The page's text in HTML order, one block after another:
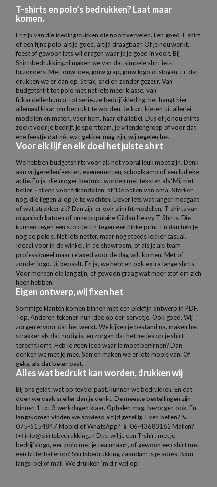
T-shirts en polo’s bedrukken? Laat maar
komen.
Er zijn van die kledingstukken die nooit vervelen. Een goed T-shirt
of een fijne polo: altijd goed, altijd draagbaar. Of je nou werkt,
feest of gewoon iets wil dragen waar je je goed in voelt. Bij
Shirtsbedrukking.nl maken we van dat simpele shirt iets
bijzonders. Met jouw idee, jouw grap, jouw logo of slogan. En dat
drukken we er dan op. Strak, snel en zonder gezeur. Van
budgetshirt tot polo met net iets meer klasse, van
frikandellenhumor tot serieuze bedrijfskleding: het hangt hier
allemaal klaar om bedrukt te worden. Je kunt kiezen uit allerlei
modellen en maten, voor hem, haar of allebei. Dus of je nou shirts
zoekt voor je bedrijf, je sportteam, je vriendengroep of voor dat
ene feestje dat nét wat gekker mag zijn, wij regelen het.
Voor elk lijf en elk doel het juiste shirt
We hebben budgetshirts voor als het vooral leuk moet zijn. Denk
aan vrijgezellenfeesten, evenementen, schoolkamp of een ludieke
actie. En ja, die mogen bedrukt worden met teksten als ‘Mij niet
bellen - alleen voor frikandellen’ of ‘De ballen van oma’. Sterker
nog, die liggen al op je te wachten. Liever iets wat langer meegaat
of wat strakker zit? Dan zijn er ook slim fit modellen, T-shirts van
organisch katoen of onze populaire Gildan Heavy T-Shirts. Die
kunnen tegen een stootje. En tegen een flinke print. En dan heb je
nog de polo’s. Net iets netter, maar nog steeds lekker casual.
Ideaal voor in de winkel, in de showroom, of als je als team
professioneel maar relaxed voor de dag wilt komen. Met of
zonder logo. Jij bepaalt. En ja, we hebben ook extra lange shirts.
Voor mensen die lang zijn, of gewoon graag wat meer stof om zich
heen hebben.
Eigen ontwerp, wij fixen het
Sommige klanten komen binnen met een piekfijn ontwerp in PDF.
Top. Anderen tekenen hun idee op een servetje. Ook goed. Wij
zorgen ervoor dat het werkt. We kijken je bestand na, maken het
strakker als dat nodig is, en zorgen dat het netjes op je shirt
terechtkomt. Heb je geen idee waar je moet beginnen? Dan
denken we met je mee. Samen maken we er iets moois van. Of
geks, als dat beter past.
Alles wat bedrukt kan worden, drukken wij
Bij ons geldt: wat op textiel past, kunnen we bedrukken. En dat
doen we vaak sneller dan je denkt. De meeste bestellingen zijn
binnen 1 tot 3 werkdagen klaar. Ophalen mag, bezorgen ook. En
langskomen vinden we sowieso altijd gezellig. Even bellen? 📞
075-6154847Mobiel of WhatsApp? 📱 06-43683162 Mailen?
✉️ info@shirtsbedrukking.nl Dus: wil je een T-shirt met je
bedrijfslogo, een polo met je teamnaam, of gewoon een shirt met
een bitterbal erop? Shirtsbedrukking Zaandam is je adres. Kom
langs, bel of mail. We drukken ‘m d’r wel op!